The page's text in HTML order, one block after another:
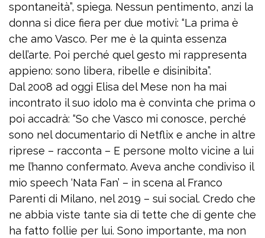
spontaneità”, spiega. Nessun pentimento, anzi la
donna si dice fiera per due motivi: “La prima è
che amo Vasco. Per me è la quinta essenza
dell’arte. Poi perché quel gesto mi rappresenta
appieno: sono libera, ribelle e disinibita”.
Dal 2008 ad oggi Elisa del Mese non ha mai
incontrato il suo idolo ma è convinta che prima o
poi accadrà: “So che Vasco mi conosce, perché
sono nel documentario di Netflix e anche in altre
riprese – racconta – E persone molto vicine a lui
me l’hanno confermato. Aveva anche condiviso il
mio speech ‘Nata Fan’ – in scena al Franco
Parenti di Milano, nel 2019 – sui social. Credo che
ne abbia viste tante sia di tette che di gente che
ha fatto follie per lui. Sono importante, ma non